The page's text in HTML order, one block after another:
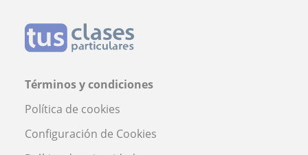
Términos y condiciones
Política de cookies
Configuración de Cookies